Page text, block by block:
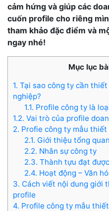
cảm hứng và giúp các
cuốn profile cho riêng
tham khảo đặc điểm và
ngay nhé!
Mục lục
1. Tại sao công ty cần
nghiệp?
1.1. Profile công ty là
1.2. Vai trò của profile
2. Profie công ty mẫu
2.1. Giới thiệu tổng
2.2. Nhân sự công ty
2.3. Thành tựu đạt được
2.4. Hoạt động – Văn
3. Cách viết nội dung giới
profile
4. Profile công ty mẫu